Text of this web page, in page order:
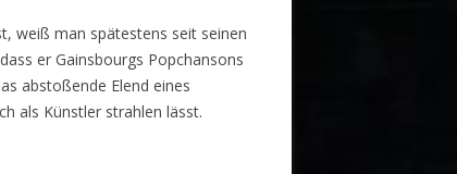
weiß man spätestens seit seinen
er Gainsbourgs Popchansons
abstoßende Elend eines
als Künstler strahlen lässt.